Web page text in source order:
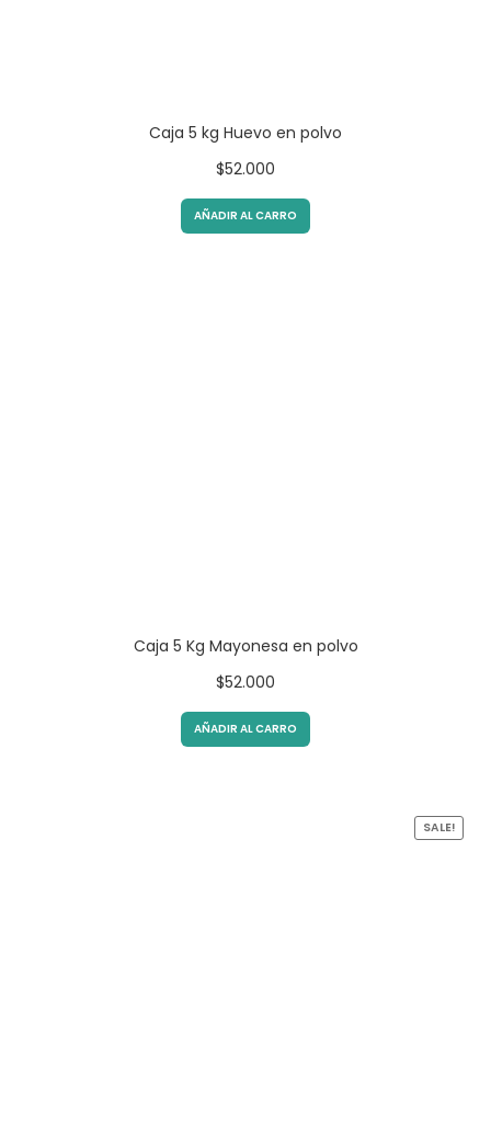
Caja 5 kg Huevo en polvo
$52.000
AÑADIR AL CARRO
Caja 5 Kg Mayonesa en polvo
$52.000
AÑADIR AL CARRO
SALE!